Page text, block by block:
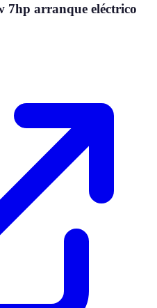
7hp arranque eléctrico